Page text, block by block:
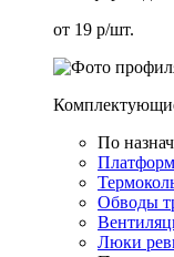
от 19 р/шт.
По
Обводы
Люки